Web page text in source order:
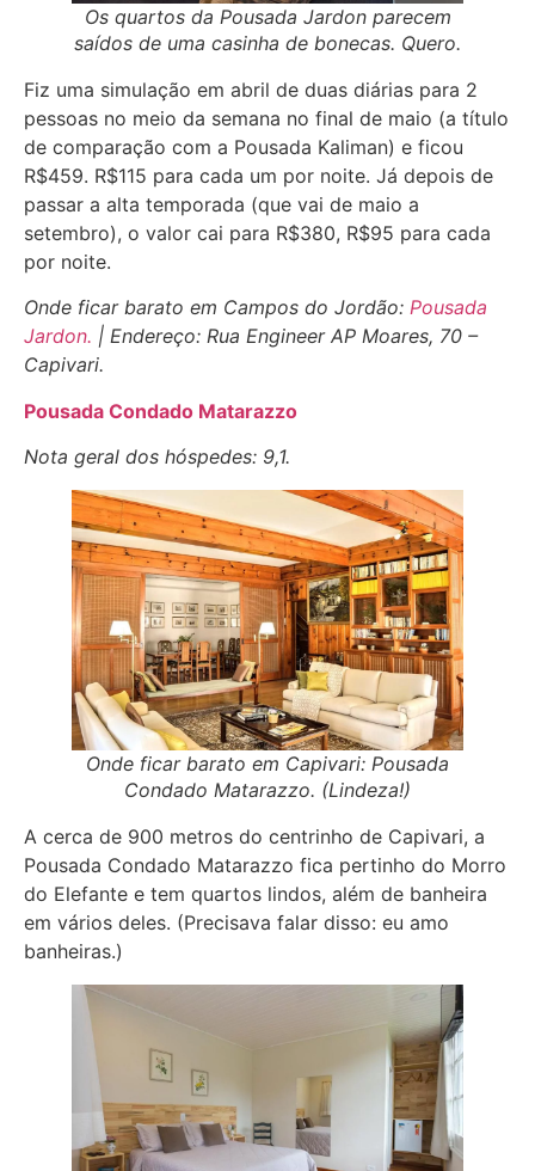
Os quartos da Pousada Jardon parecem
saídos de uma casinha de bonecas. Quero.
Fiz uma simulação em abril de duas diárias para 2
pessoas no meio da semana no final de maio (a título
de comparação com a Pousada Kaliman) e ficou
R$459. R$115 para cada um por noite. Já depois de
passar a alta temporada (que vai de maio a
setembro), o valor cai para R$380, R$95 para cada
por noite.
Onde ficar barato em Campos do Jordão: Pousada
Jardon. | Endereço: Rua Engineer AP Moares, 70 –
Capivari.
Pousada Condado Matarazzo
Nota geral dos hóspedes: 9,1.
Onde ficar barato em Capivari: Pousada
Condado Matarazzo. (Lindeza!)
A cerca de 900 metros do centrinho de Capivari, a
Pousada Condado Matarazzo fica pertinho do Morro
do Elefante e tem quartos lindos, além de banheira
em vários deles. (Precisava falar disso: eu amo
banheiras.)